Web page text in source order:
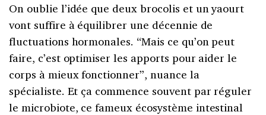
On oublie l’idée que deux brocolis et un yaourt
vont suffire à équilibrer une décennie de
fluctuations hormonales. “Mais ce qu’on peut
faire, c’est optimiser les apports pour aider le
corps à mieux fonctionner”, nuance la
spécialiste. Et ça commence souvent par réguler
le microbiote, ce fameux écosystème intestinal